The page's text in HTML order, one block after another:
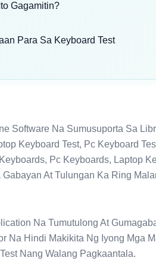
Gagamitin?
Para Sa Keyboard Test
Software Na Sumusuporta Sa
Keyboard Test, Pc Keyboard
Pc Keyboards, Laptop
At Tulungan Ka Ring
Na Tumutulong At
Na Hindi Makikita Ng Iyong Mga
Nang Walang Pagkaantala.